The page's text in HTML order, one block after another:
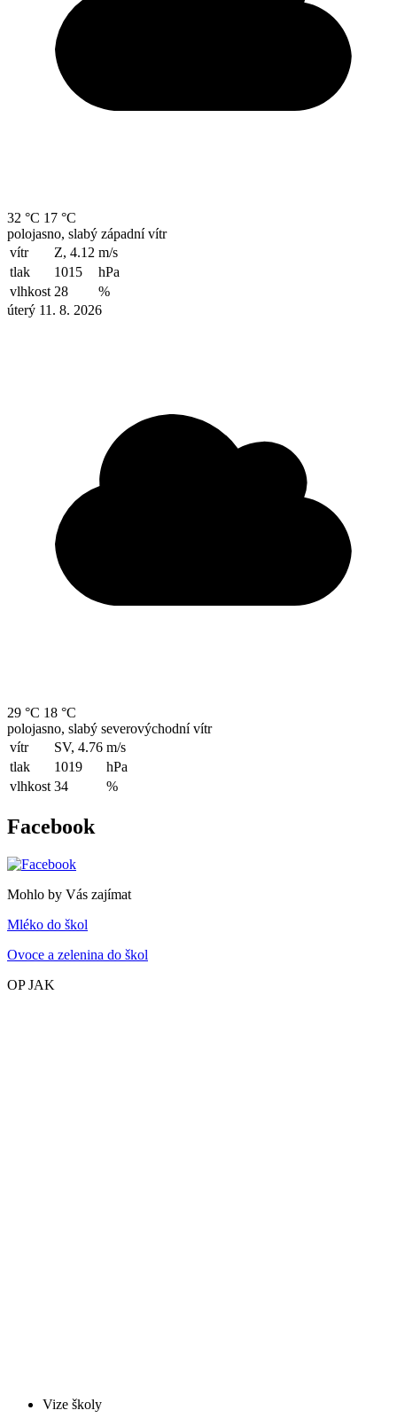
32 °C 17 °C
polojasno, slabý západní vítr
vítr
Z, 4.12 m/s
tlak
1015
hPa
vlhkost 28
%
úterý 11. 8. 2026
29 °C 18 °C
polojasno, slabý severovýchodní vítr
vítr
SV, 4.76 m/s
tlak
1019
hPa
vlhkost 34 %
Facebook
Mohlo by Vás zajímat
Mléko do škol
Ovoce a zelenina do škol
OP JAK
Vize školy